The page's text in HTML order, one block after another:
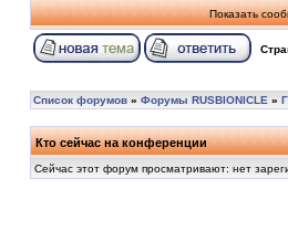
Показать
Список форумов » Форумы RUSBIONICLE »
Кто сейчас на конференции
Сейчас этот форум просматривают: нет